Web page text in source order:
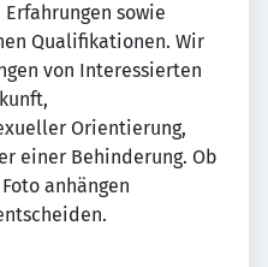
sowie
Qualifikationen. Wir
von Interessierten
Orientierung,
einer Behinderung. Ob
anhängen